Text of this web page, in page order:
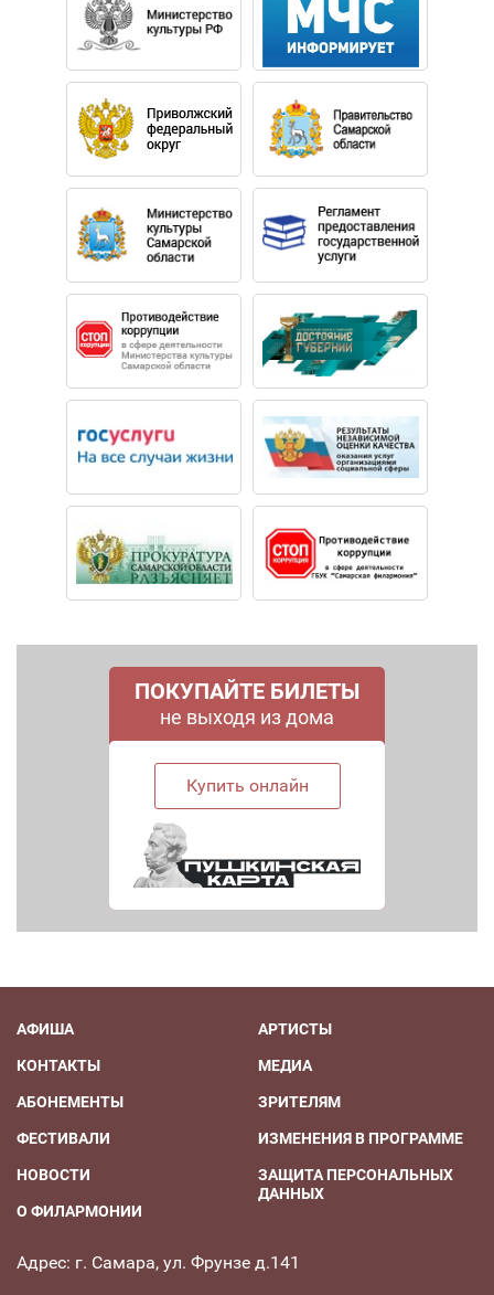
ПОКУПАЙТЕ БИЛЕТЫ
не выходя из дома
Купить онлайн
АФИША
КОНТАКТЫ
АБОНЕМЕНТЫ
ФЕСТИВАЛИ
НОВОСТИ
О ФИЛАРМОНИИ
АРТИСТЫ
МЕДИА
ЗРИТЕЛЯМ
ИЗМЕНЕНИЯ В ПРОГРАММЕ
ЗАЩИТА ПЕРСОНАЛЬНЫХ
ДАННЫХ
Адрес: г. Самара, ул. Фрунзе д.141